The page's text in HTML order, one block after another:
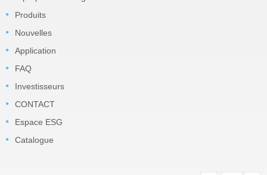
Produits
Nouvelles
Application
FAQ
Investisseurs
CONTACT
Espace ESG
Catalogue